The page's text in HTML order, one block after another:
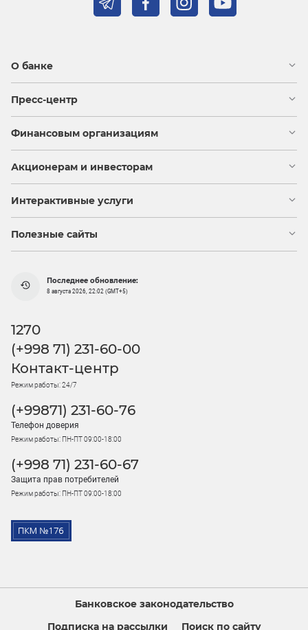
О банке
Пресс-центр
Финансовым организациям
Акционерам и инвесторам
Интерактивные услуги
Полезные сайты
Последнее обновление:
8 августа 2026, 22:02 (GMT+5)
1270
(+998 71) 231-60-00
Контакт-центр
Режим работы: 24/7
(+99871) 231-60-76
Телефон доверия
Режим работы: ПН-ПТ 09:00-18:00
(+998 71) 231-60-67
Защита прав потребителей
Режим работы: ПН-ПТ 09:00-18:00
Банковское законодательство
Подписка на рассылки
Поиск по сайту